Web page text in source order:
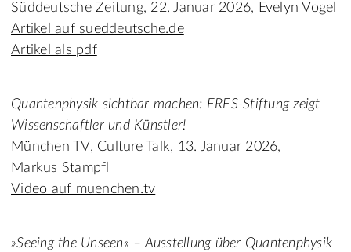
Süddeutsche Zeitung, 22. Januar 2026, Evelyn Vogel
Artikel auf sueddeutsche.de
Artikel als pdf
Quantenphysik sichtbar machen: ERES-Stiftung zeigt
Wissenschaftler und Künstler!
München TV, Culture Talk, 13. Januar 2026,
Markus Stampfl
Video auf muenchen.tv
»Seeing the Unseen« – Ausstellung über Quantenphysik